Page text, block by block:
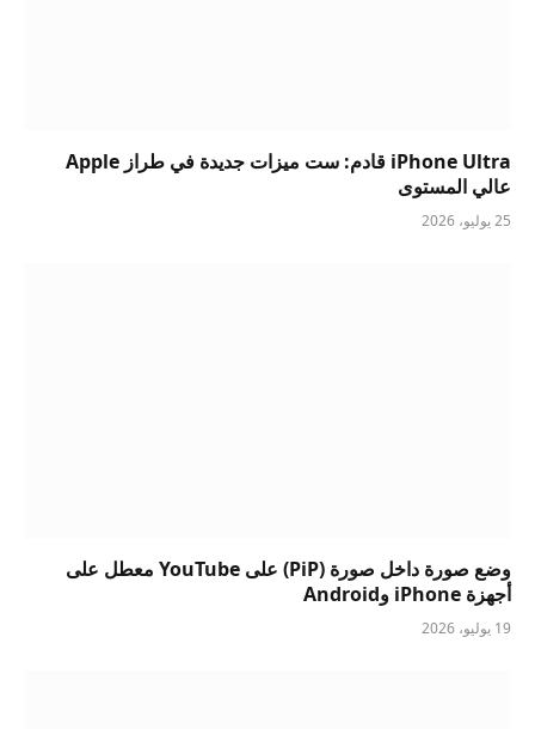
iPhone Ultra قادم: ست ميزات جديدة في طراز Apple
عالي المستوى
25 يوليو، 2026
وضع صورة داخل صورة (PiP) على YouTube معطل على
أجهزة iPhone وAndroid
19 يوليو، 2026